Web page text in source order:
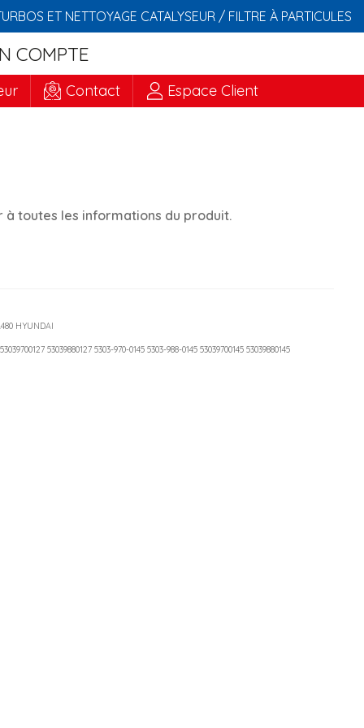
ET NETTOYAGE CATALYSEUR / FILTRE À PARTICULES
COMPTE
Contact Espace Client
toutes les informations du produit.
HYUNDAI
53039880127 5303-970-0145 5303-988-0145 53039700145 53039880145